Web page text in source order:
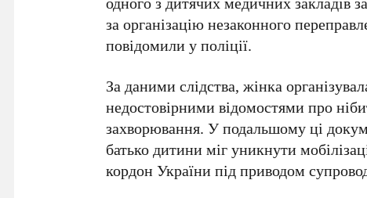
за організацію незаконного
повідомили у поліції.
За даними слідства, жінка
недостовірними відомостями про
захворювання. У подальшому ці
батько дитини міг уникнути
кордон України під приводом